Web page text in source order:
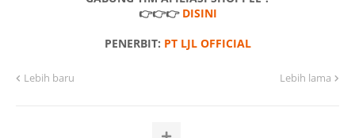
👉👉👉 DISINI
PENERBIT: PT LJL OFFICIAL
Lebih baru Lebih lama